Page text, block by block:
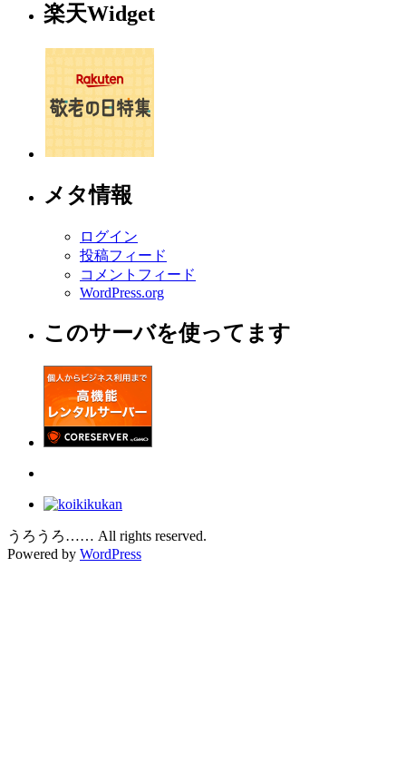
楽天Widget
メタ情報
ログイン
投稿フィード
コメントフィード
WordPress.org
このサーバを使ってます
うろうろ…… All rights reserved.
Powered by WordPress